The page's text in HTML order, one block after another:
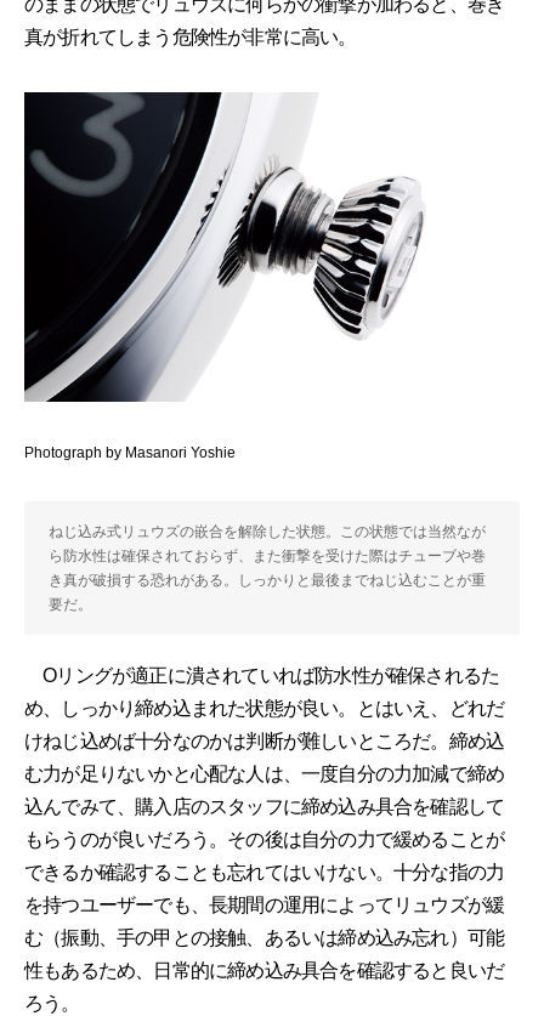
のままの状態でリュウズに何らかの衝撃が加わると、巻き
真が折れてしまう危険性が非常に高い。
Photograph by Masanori Yoshie
ねじ込み式リュウズの嵌合を解除した状態。この状態では当然なが
ら防水性は確保されておらず、また衝撃を受けた際はチューブや巻
き真が破損する恐れがある。しっかりと最後までねじ込むことが重
要だ。
Oリングが適正に潰されていれば防水性が確保されるた
め、しっかり締め込まれた状態が良い。とはいえ、どれだ
けねじ込めば十分なのかは判断が難しいところだ。締め込
む力が足りないかと心配な人は、一度自分の力加減で締め
込んでみて、購入店のスタッフに締め込み具合を確認して
もらうのが良いだろう。その後は自分の力で緩めることが
できるか確認することも忘れてはいけない。十分な指の力
を持つユーザーでも、長期間の運用によってリュウズが緩
む（振動、手の甲との接触、あるいは締め込み忘れ）可能
性もあるため、日常的に締め込み具合を確認すると良いだ
ろう。